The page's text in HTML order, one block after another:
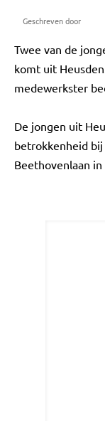
Geschreven door
Twee van de
komt uit
medewerkster
De jongen uit
betrokkenheid
Beethovenlaan in